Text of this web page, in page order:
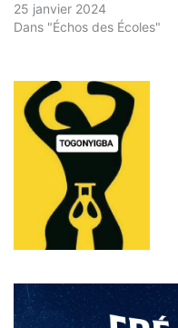
25 janvier 2024
Dans "Échos des Écoles"